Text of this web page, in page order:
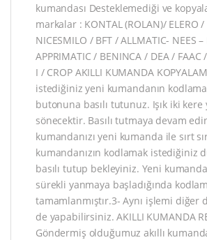
kumandası Desteklemediği ve
markalar : KONTAL (ROLAN)/ ELERO /
NICESMILO / BFT / ALLMATIC- NEES –
APPRIMATIC / BENINCA / DEA / FAAC
I / CROP AKILLI KUMANDA
istediğiniz yeni kumandanın
butonuna basılı tutunuz. Işık iki kere
sönecektir. Basılı tutmaya devam
kumandanızı yeni kumanda ile sırt
kumandanızın kodlamak istediğiniz
basılı tutup bekleyiniz. Yeni
sürekli yanmaya başladığında
tamamlanmıştır.3- Aynı işlemi diğer
de yapabilirsiniz. AKILLI KUMANDA
Göndermiş olduğumuz akıllı